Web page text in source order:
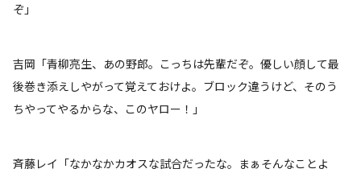
ぞ」
吉岡「青柳亮生、あの野郎。こっちは先輩だぞ。優しい顔して最
後巻き添えしやがって覚えておけよ。ブロック違うけど、そのう
ちやってやるからな、このヤロー！」
斉藤レイ「なかなかカオスな試合だったな。まぁそんなことよ